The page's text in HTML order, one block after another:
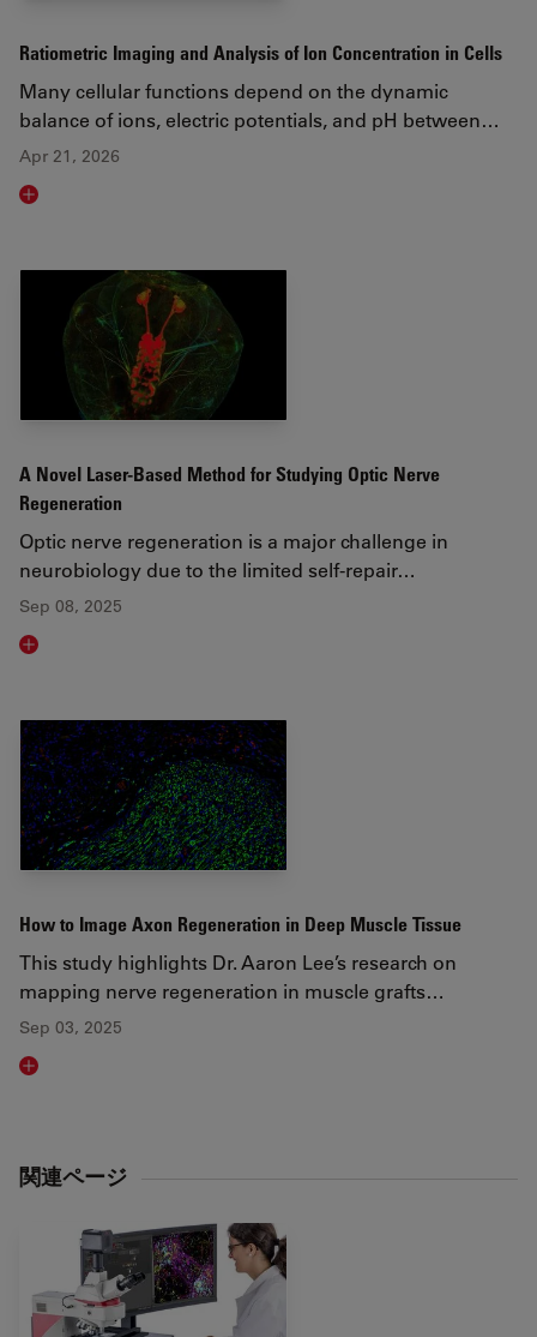
Ratiometric Imaging and Analysis of Ion Concentration in Cells
Many cellular functions depend on the dynamic
balance of ions, electric potentials, and pH between…
Apr 21, 2026
Read article
A Novel Laser-Based Method for Studying Optic Nerve
Regeneration
Optic nerve regeneration is a major challenge in
neurobiology due to the limited self-repair…
Sep 08, 2025
Read article
How to Image Axon Regeneration in Deep Muscle Tissue
This study highlights Dr. Aaron Lee’s research on
mapping nerve regeneration in muscle grafts…
Sep 03, 2025
Read article
関連ページ